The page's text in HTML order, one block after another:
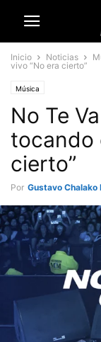
Inicio Noticias
vivo “No era cierto”
Música
No Te
tocando
cierto”
Por Gustavo Chalako